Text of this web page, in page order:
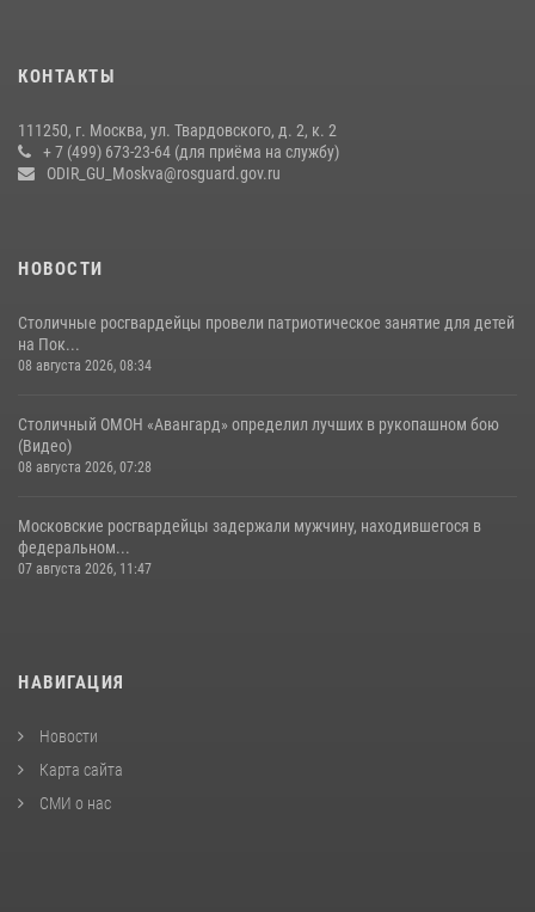
своё 32-летие (видео)
Охрану общественного порядка и безопасность на футбольном
КОНТАКТЫ
111250, г. Москва, ул. Твардовского, д. 2, к. 2
+ 7 (499) 673-23-64 (для приёма на службу)
ODIR_GU_Moskva@rosguard.gov.ru
НОВОСТИ
Столичные росгвардейцы провели патриотическое занятие для детей
на Пок...
08 августа 2026, 08:34
Столичный ОМОН «Авангард» определил лучших в рукопашном бою
(Видео)
08 августа 2026, 07:28
Московские росгвардейцы задержали мужчину, находившегося в
федеральном...
07 августа 2026, 11:47
НАВИГАЦИЯ
Новости
Карта сайта
СМИ о нас